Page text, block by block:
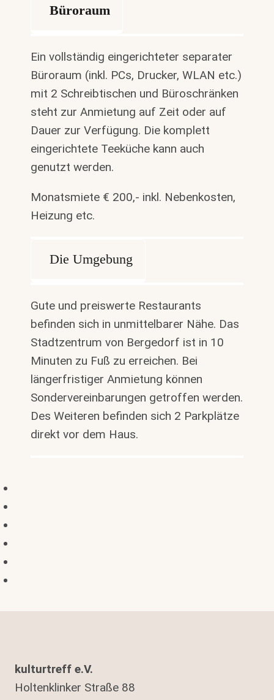
Büroraum
Ein vollständig eingerichteter separater
Büroraum (inkl. PCs, Drucker, WLAN etc.)
mit 2 Schreibtischen und Büroschränken
steht zur Anmietung auf Zeit oder auf
Dauer zur Verfügung. Die komplett
eingerichtete Teeküche kann auch
genutzt werden.
Monatsmiete € 200,- inkl. Nebenkosten,
Heizung etc.
Die Umgebung
Gute und preiswerte Restaurants
befinden sich in unmittelbarer Nähe. Das
Stadtzentrum von Bergedorf ist in 10
Minuten zu Fuß zu erreichen. Bei
längerfristiger Anmietung können
Sondervereinbarungen getroffen werden.
Des Weiteren befinden sich 2 Parkplätze
direkt vor dem Haus.
kulturtreff e.V.
Holtenklinker Straße 88